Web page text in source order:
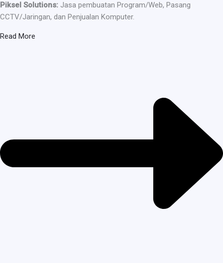
Piksel Solutions: Jasa pembuatan Program/Web, Pasang
CCTV/Jaringan, dan Penjualan Komputer.
Read More